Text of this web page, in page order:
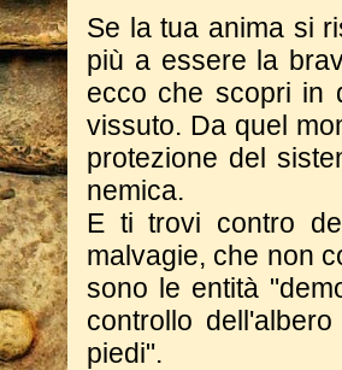
Se la tua anima si
più a essere la
ecco che scopri in
vissuto. Da quel
protezione del
nemica.
E ti trovi contro
malvagie, che non
sono le entità
controllo
piedi".